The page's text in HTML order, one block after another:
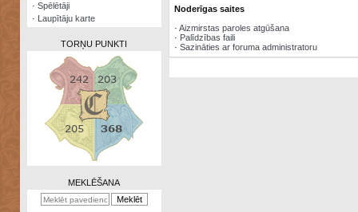
Zināšanu
· Spēlētāji
· Laupītāju karte
TORŅU PUNKTI
MEKLĒŠANA
Noderīgas saites
· Aizmirstas paroles atgūšana
· Palīdzības faili
· Sazināties ar foruma administratoru